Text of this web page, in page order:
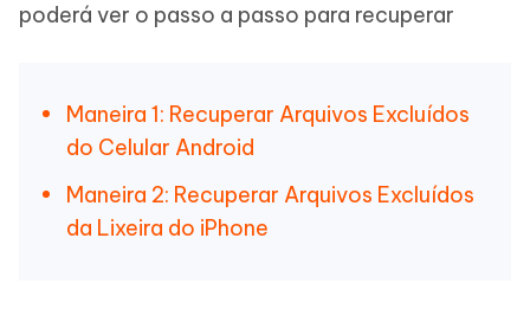
poderá ver o passo a passo para recuperar
Maneira 1: Recuperar Arquivos Excluídos
do Celular Android
Maneira 2: Recuperar Arquivos Excluídos
da Lixeira do iPhone